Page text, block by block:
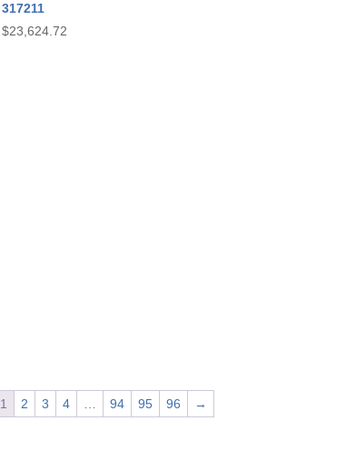
317211
$23,624.72
1 2 3 4 … 94 95 96 →